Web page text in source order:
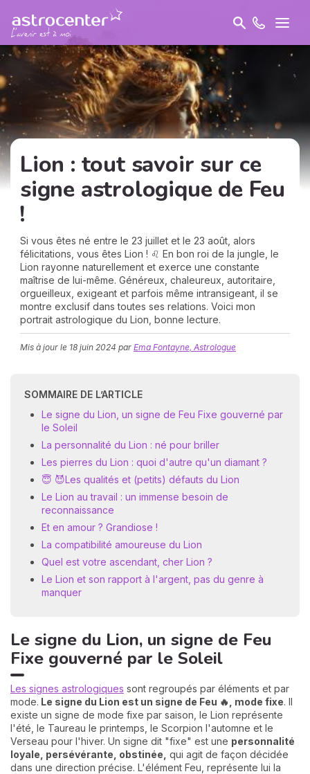
Lion : tout savoir sur ce
signe astrologique de Feu
!
Si vous êtes né entre le 23 juillet et le 23 août, alors
félicitations, vous êtes Lion ! ♌ En bon roi de la jungle, le
Lion rayonne naturellement et exerce une constante
maîtrise de lui-même. Généreux, chaleureux, autoritaire,
orgueilleux, exigeant et parfois même intransigeant, il se
montre exclusif dans toutes ses relations. Voici mon
portrait astrologique du Lion, bonne lecture.
Mis à jour le 18 juin 2024 par Ema Fontayne, Astrologue
SOMMAIRE DE L’ARTICLE
Le signe du Lion, un signe de Feu Fixe gouverné par
le Soleil
La personnalité du Lion : né pour briller
Les pierres du Lion : quoi d'autre qu'un diamant ?
😇 😈Les qualités et (petits) défauts du Lion
Le Lion au travail : un immense besoin de
reconnaissance
Et en amour ? Grandiose !
La compatibilité amoureuse du Lion
Quel est votre ascendant, cher Lion ?
Le Lion et son rapport à l'argent, pas du genre à
manquer
Le signe du Lion, un signe de Feu
Fixe gouverné par le Soleil
Les signes astrologiques sont regroupés par éléments et par
mode. Le signe du Lion est un signe de Feu 🔥, mode fixe. Il
existe un signe de mode fixe par saison, le Lion représente
l'été, le Taureau le printemps, le Scorpion l'automne et le
Verseau pour l'hiver. Un signe dit "fixe" est une personnalité
loyale, persévérante, obstinée, qui agit de façon décidée
dans une direction précise. L'élément Feu, représente lui la